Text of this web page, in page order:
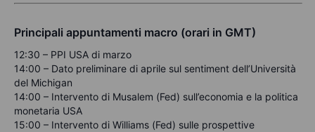
Principali appuntamenti macro (orari in GMT)
12:30 – PPI USA di marzo
14:00 – Dato preliminare di aprile sul sentiment dell’Università
del Michigan
14:00 – Intervento di Musalem (Fed) sull’economia e la politica
monetaria USA
15:00 – Intervento di Williams (Fed) sulle prospettive